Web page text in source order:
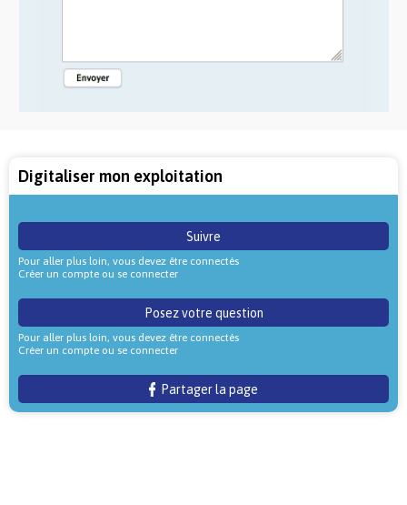
Digitaliser mon exploitation
Suivre
Pour aller plus loin, vous devez être connectés
Créer un compte ou se connecter
Posez votre question
Pour aller plus loin, vous devez être connectés
Créer un compte ou se connecter
Partager la page